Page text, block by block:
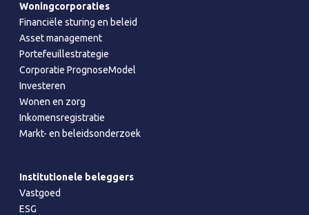
Woningcorporaties
Financiële sturing en beleid
Asset management
Portefeuillestrategie
Corporatie PrognoseModel
Investeren
Wonen en zorg
Inkomensregistratie
Markt- en beleidsonderzoek
Institutionele beleggers
Vastgoed
ESG